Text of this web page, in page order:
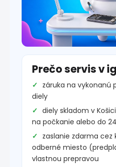
Prečo servis v
záruka na vykonanú
diely
diely skladom v
na počkanie alebo do
zaslanie zdarma
odberné miesto
vlastnou prepravou